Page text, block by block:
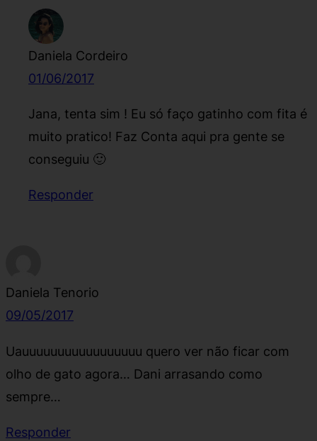
Daniela Cordeiro
01/06/2017
Jana, tenta sim ! Eu só faço gatinho com fita é
muito pratico! Faz Conta aqui pra gente se
conseguiu 🙂
Responder
Daniela Tenorio
09/05/2017
Uauuuuuuuuuuuuuuuuu quero ver não ficar com
olho de gato agora… Dani arrasando como
sempre…
Responder